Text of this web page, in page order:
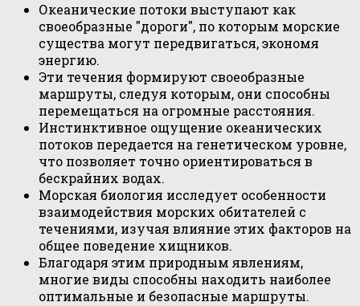
Океанические потоки выступают как
своеобразные "дороги", по которым морские
существа могут передвигаться, экономя
энергию.
Эти течения формируют своеобразные
маршруты, следуя которым, они способны
перемещаться на огромные расстояния.
Инстинктивное ощущение океанических
потоков передается на генетическом уровне,
что позволяет точно ориентироваться в
бескрайних водах.
Морская биология исследует особенности
взаимодействия морских обитателей с
течениями, изучая влияние этих факторов на
общее поведение хищников.
Благодаря этим природным явлениям,
многие виды способны находить наиболее
оптимальные и безопасные маршруты.